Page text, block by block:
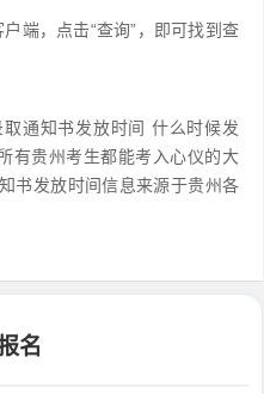
端，点击“查询”，即可找到查
通知书发放时间 什么时候发
有贵州考生都能考入心仪的大
书发放时间信息来源于贵州各
名